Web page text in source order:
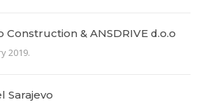
Construction & ANSDRIVE d.o.o
2019.
Sarajevo